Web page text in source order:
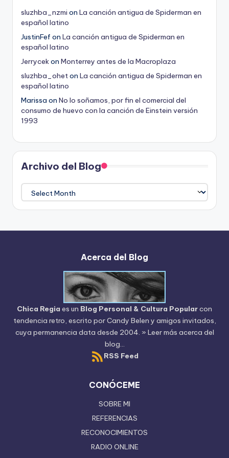
sluzhba_nzmi on La canción antigua de Spiderman en
español latino
JustinFef on La canción antigua de Spiderman en
español latino
Jerrycekon Monterrey antes de la Macroplaza
sluzhba_oheton La canción antigua de Spiderman en
español latino
Marissa on No lo soñamos, por fin el comercial del
consumo de huevo con la canción de Einstein versión
1993
Archivo del Blog
del
Blog
Acerca del Blog
Chica Regia es un Blog Personal & Cultura Popularcon
tendencia retro, escrito porCandy Belen y amigos invitados,
cuya permanencia data desde 2004. » Leer más acerca del
blog...
RSS Feed
CONÓCEME
SOBRE MI
REFERENCIAS
RECONOCIMIENTOS
RADIO ONLINE